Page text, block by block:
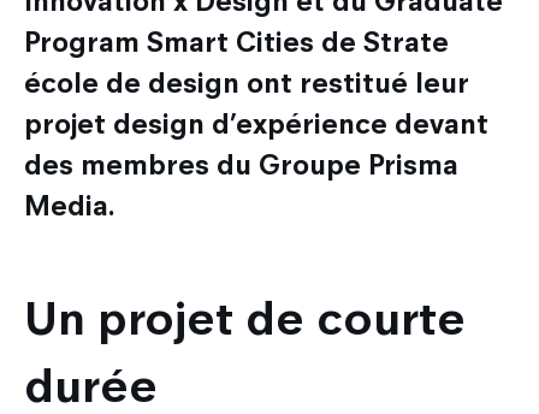
Galileo Global Education
Encyclopédie du design
FAQ
Qui sommes-nous ?
Admission en Design Prototypage
Admission en Mastères Spécialisés
Admissions hors Mon Master
Combien coûtent mes études ?
Nos actualités
Les métiers du design
Les secteurs d'activité du designer
Que deviennent nos diplômés ?
Recherche
Strate Research
Labo : Robotics by design lab
Labo : Exalt Design Lab
International
Découvrir le service international
Candidature des étudiants internationaux
Nos partenaires internationaux
Entreprises
Program Smart Cities de Strate
école de design ont restitué leur
projet design d’expérience devant
des membres du Groupe Prisma
Media.
Un projet de courte
durée